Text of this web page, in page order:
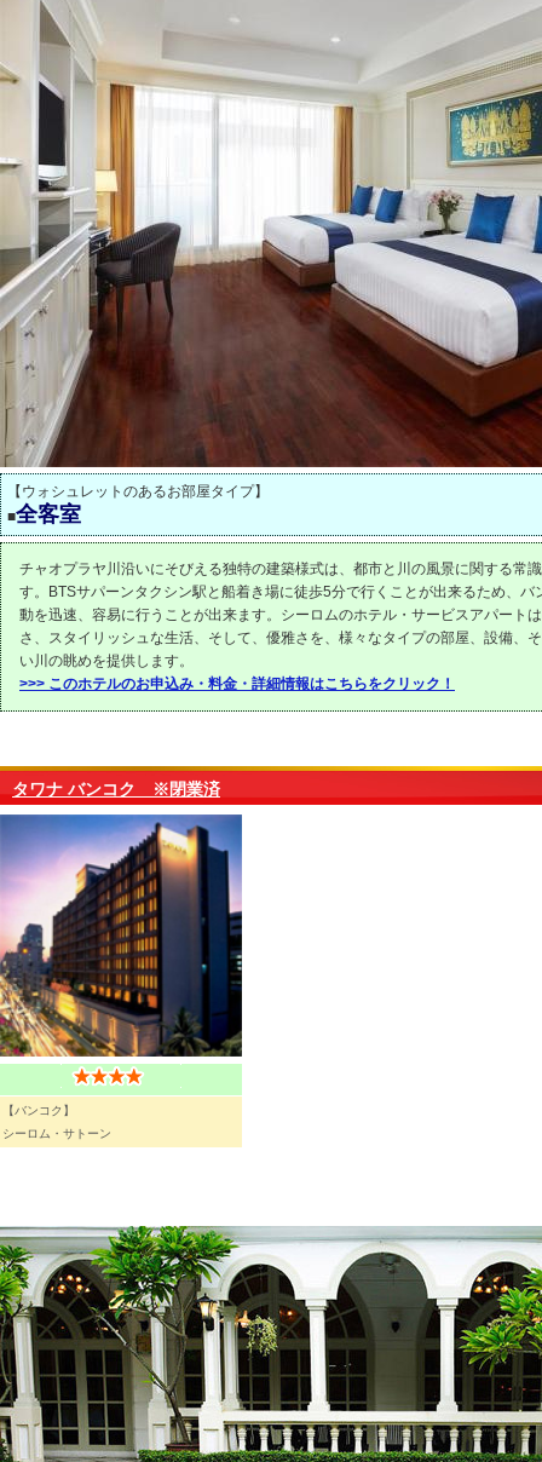
【ウォシュレットのあるお部屋タイプ】
■全客室
チャオプラヤ川沿いにそびえる独特の建築様式は、都市と川の風景に関する常
す。BTSサパーンタクシン駅と船着き場に徒歩5分で行くことが出来るため、バ
動を迅速、容易に行うことが出来ます。シーロムのホテル・サービスアパート
さ、スタイリッシュな生活、そして、優雅さを、様々なタイプの部屋、設備、
い川の眺めを提供します。
>>> このホテルのお申込み・料金・詳細情報はこちらをクリック！
タワナ バンコク ※閉業済
【バンコク】
シーロム・サトーン